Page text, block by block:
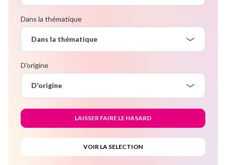
Dans la thématique
Dans la thématique
D'origine
D'origine